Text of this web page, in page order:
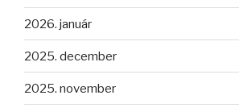
2026. január
2025. december
2025. november